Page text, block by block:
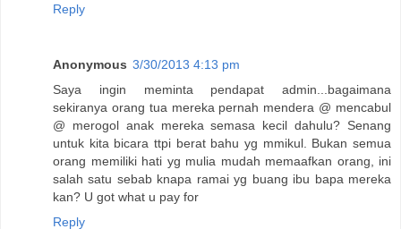
Reply
Anonymous 3/30/2013 4:13 pm
Saya ingin meminta pendapat admin...bagaimana
sekiranya orang tua mereka pernah mendera @ mencabul
@ merogol anak mereka semasa kecil dahulu? Senang
untuk kita bicara ttpi berat bahu yg mmikul. Bukan semua
orang memiliki hati yg mulia mudah memaafkan orang, ini
salah satu sebab knapa ramai yg buang ibu bapa mereka
kan? U got what u pay for
Reply